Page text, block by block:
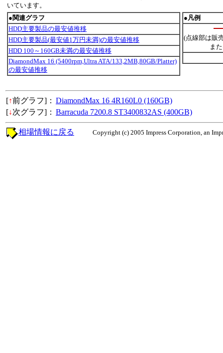
いています。
●関連グラフ
HDD主要製品の最安値推移
HDD主要製品(最安値1万円未満)の最安値推移
HDD 100～160GB未満の最安値推移
DiamondMax 16 (5400rpm,Ultra ATA/133,2MB,80GB/Platter)
の最安値推移
●凡例
(点線部は販
ま
[↑前グラフ]： DiamondMax 16 4R160L0 (160GB)
[↓次グラフ]： Barracuda 7200.8 ST3400832AS (400GB)
Copyright (c) 2005 Impress Corporation, an
相場情報に戻る